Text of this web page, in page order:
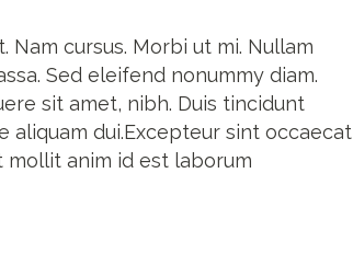
cursus. Morbi ut mi. Nullam
Sed eleifend nonummy diam.
sit amet, nibh. Duis tincidunt
aliquam dui.Excepteur sint occaecat
anim id est laborum